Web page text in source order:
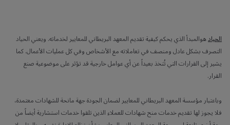
الحيادهوالمبدأ الذي يحكم كيفية تقديم المعهد البريطاني للمعايير لخدماته. ويعني الحياد
التصرف بشكل عادل ومنصف في تعاملاته مع الأشخاص وفي كل عمليات الأعمال. كما
يشير إلى القرارات التي تُتخذ بعيداً عن أي عوامل خارجية قد تؤثر على موضوعية صنع
القرار.
وباعتبار مؤسسة المعهد البريطاني للمعايير لضمان الجودة جهة مانحة للشهادات معتمدة،
فلا يجوز لها تقديم خدمات منح شهادات للعملاء الذين تلقوا خدمات استشارية أيضاً من